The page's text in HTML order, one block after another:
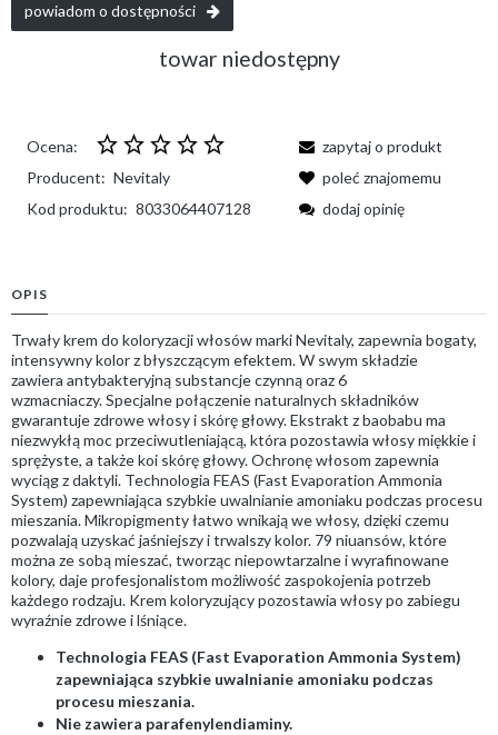
powiadom o dostępności
towar niedostępny
Ocena:
Producent: Nevitaly
Kod produktu: 8033064407128
zapytaj o produkt
poleć znajomemu
dodaj opinię
OPIS
Trwały krem ​​do koloryzacji włosów marki Nevitaly, zapewnia bogaty,
intensywny kolor z błyszczącym efektem. W swym składzie
zawiera antybakteryjną substancje czynną oraz 6
wzmacniaczy. Specjalne połączenie naturalnych składników
gwarantuje zdrowe włosy i skórę głowy. Ekstrakt z baobabu ma
niezwykłą moc przeciwutleniającą, która pozostawia włosy miękkie i
sprężyste, a także koi skórę głowy. Ochronę włosom zapewnia
wyciąg z daktyli. Technologia FEAS (Fast Evaporation Ammonia
System) zapewniająca szybkie uwalnianie amoniaku podczas procesu
mieszania. Mikropigmenty łatwo wnikają we włosy, dzięki czemu
pozwalają uzyskać jaśniejszy i trwalszy kolor. 79 niuansów, które
można ze sobą mieszać, tworząc niepowtarzalne i wyrafinowane
kolory, daje profesjonalistom możliwość zaspokojenia potrzeb
każdego rodzaju. Krem koloryzujący pozostawia włosy po zabiegu
wyraźnie zdrowe i lśniące.
Technologia FEAS (Fast Evaporation Ammonia System)
zapewniająca szybkie uwalnianie amoniaku podczas
procesu mieszania.
Nie zawiera parafenylendiaminy.